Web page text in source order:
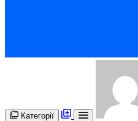
Категорії